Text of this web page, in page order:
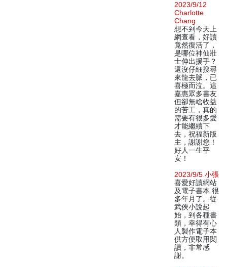
2023/9/12
Charlotte
Chang
想不到今天上
網查看，好讀
竟然復活了，
是哪位神仙壯
士伸出援手？
還沒仔細搜尋
來龍去脈，已
喜極而泣。這
嘉惠眾多書友
但卻無啥收益
的苦工，真的
需要有很多愛
才能繼續下
去，祝福新版
主，謝謝您！
好人一生平
安！
2023/9/5 小張
喜愛好讀網站
及電子書本 很
多年月了。從
武俠小說起
始，到各種書
類，幸得有心
人製作電子本
供方便取用閱
讀，非常感
謝。